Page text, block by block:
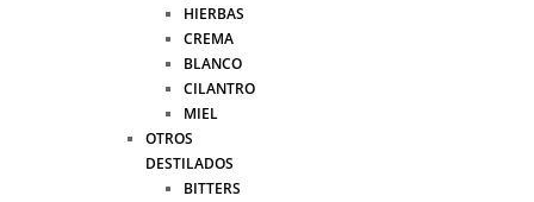
HIERBAS
CREMA
BLANCO
CILANTRO
MIEL
OTROS
DESTILADOS
BITTERS